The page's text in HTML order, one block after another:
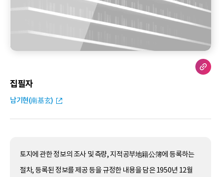
집필자
남기현(南基玄)
토지에 관한 정보의 조사 및 측량, 지적공부地籍公簿에 등록하는
절차, 등록된 정보를 제공 등을 규정한 내용을 담은 1950년 12월